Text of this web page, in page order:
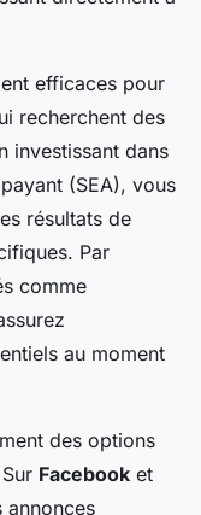
efficaces pour
recherchent des
investissant dans
(SEA), vous
résultats de
Par
comme
au moment
des options
Facebook et
annonces